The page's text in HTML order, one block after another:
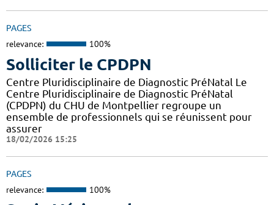
PAGES
relevance: 100%
Solliciter le CPDPN
Centre Pluridisciplinaire de Diagnostic PréNatal Le
Centre Pluridisciplinaire de Diagnostic PréNatal
(CPDPN) du CHU de Montpellier regroupe un
ensemble de professionnels qui se réunissent pour
assurer
18/02/2026 15:25
PAGES
relevance: 100%